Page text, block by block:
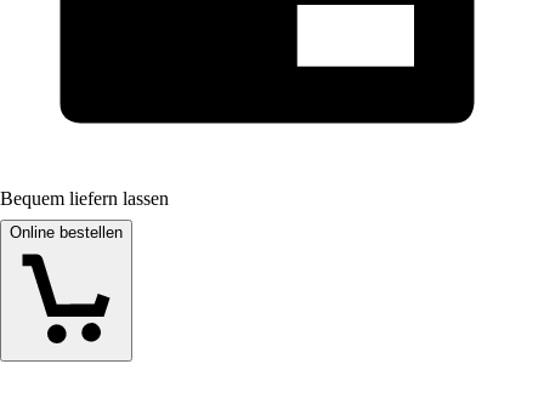
Bequem liefern lassen
Online bestellen